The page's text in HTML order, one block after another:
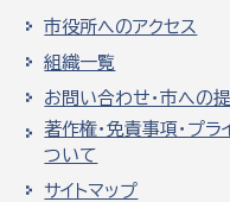
市役所へのアクセス
組織一覧
お問い合わせ・市への
著作権・免責事項・プラ
ついて
サイトマップ